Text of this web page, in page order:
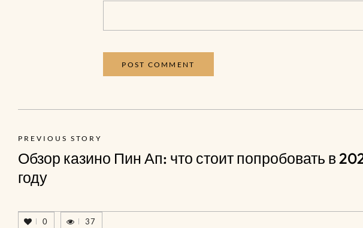
PREVIOUS STORY
Обзор казино Пин Ап: что стоит попробовать в
году
0 37